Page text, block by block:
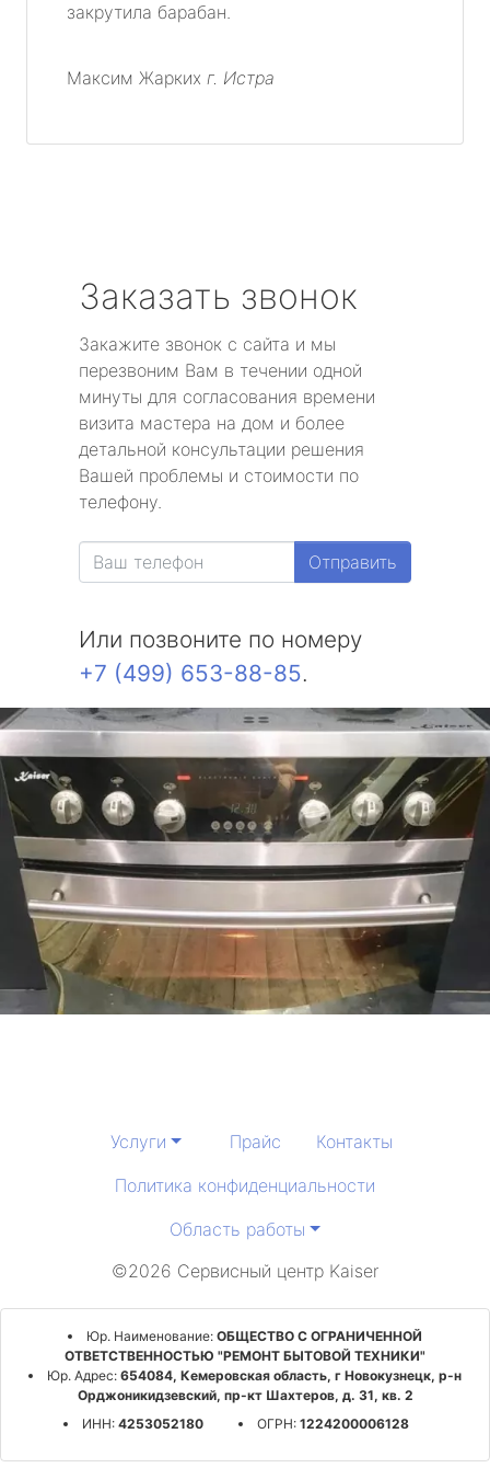
закрутила барабан.
Максим Жарких г. Истра
Заказать звонок
Закажите звонок с сайта и мы
перезвоним Вам в течении одной
минуты для согласования времени
визита мастера на дом и более
детальной консультации решения
Вашей проблемы и стоимости по
телефону.
Отправить
Или позвоните по номеру
+7 (499) 653-88-85.
Услуги Прайс
Контакты
Политика конфиденциальности
Область работы
©2026 Сервисный центр Kaiser
Юр. Наименование: ОБЩЕСТВО С ОГРАНИЧЕННОЙ
ОТВЕТСТВЕННОСТЬЮ "РЕМОНТ БЫТОВОЙ ТЕХНИКИ"
Юр. Адрес: 654084, Кемеровская область, г Новокузнецк, р-н
Орджоникидзевский, пр-кт Шахтеров, д. 31, кв. 2
ИНН: 4253052180 ОГРН: 1224200006128